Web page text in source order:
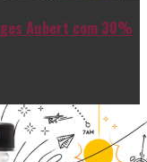
Aubert com 30%